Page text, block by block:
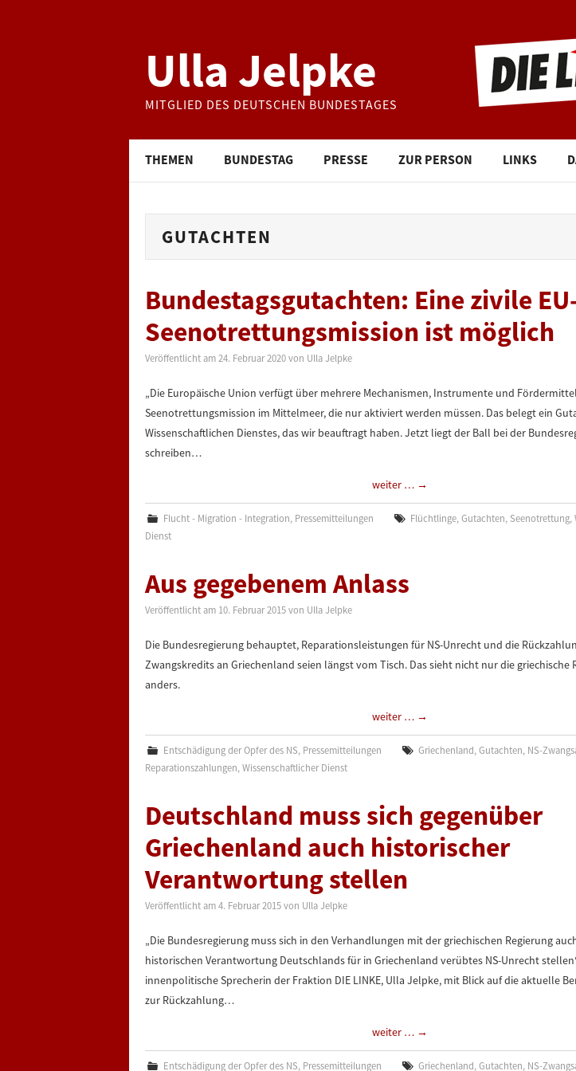
Ulla Jelpke
MITGLIED DES DEUTSCHEN BUNDESTAGES
THEMEN BUNDESTAG PRESSE ZUR PERSON LINKS
GUTACHTEN
Bundestagsgutachten: Eine zivile
Seenotrettungsmission ist möglich
Veröffentlicht am 24. Februar 2020 von Ulla Jelpke
„Die Europäische Union verfügt über mehrere Mechanismen, Instrumente und
Seenotrettungsmission im Mittelmeer, die nur aktiviert werden müssen. Das belegt ein
Wissenschaftlichen Dienstes, das wir beauftragt haben. Jetzt liegt der Ball bei der
schreiben…
weiter … →
Flucht - Migration - Integration, Pressemitteilungen Flüchtlinge,Gutachten, Seenotrettung,
Dienst
Aus gegebenem Anlass
Veröffentlicht am 10. Februar 2015 von Ulla Jelpke
Die Bundesregierung behauptet, Reparationsleistungen für NS-Unrecht und die
Zwangskredits an Griechenland seien längst vom Tisch. Das sieht nicht nur die griechische
anders.
weiter … →
Entschädigung der Opfer des NS, Pressemitteilungen Griechenland,Gutachten, NS-
Reparationszahlungen, Wissenschaftlicher Dienst
Deutschland muss sich gegenüber
Griechenland auch historischer
Verantwortung stellen
Veröffentlicht am 4. Februar 2015 von Ulla Jelpke
„Die Bundesregierung muss sich in den Verhandlungen mit der griechischen Regierung
historischen Verantwortung Deutschlands für in Griechenland verübtes NS-Unrecht
innenpolitische Sprecherin der Fraktion DIE LINKE, Ulla Jelpke, mit Blick auf die aktuelle
zur Rückzahlung…
weiter … →
Entschädigung der Opfer des NS, Pressemitteilungen Griechenland,Gutachten, NS-